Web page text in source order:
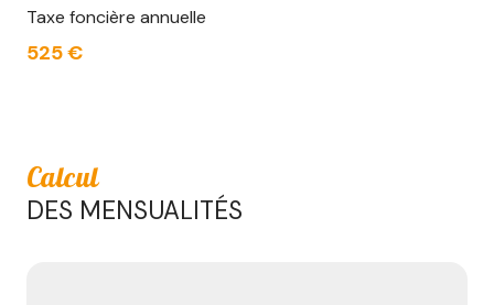
Taxe foncière annuelle
525 €
Calcul
DES MENSUALITÉS